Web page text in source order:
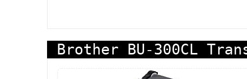
Brother BU-300CL